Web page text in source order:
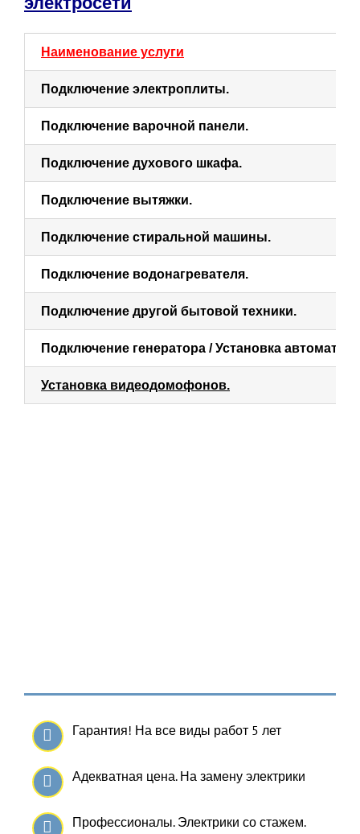
Наименование услуги
Подключение электроплиты.
Подключение варочной панели.
Подключение духового шкафа.
Подключение вытяжки.
Подключение стиральной машины.
Подключение водонагревателя.
Подключение другой бытовой техники.
Подключение генератора / Установка
Установка видеодомофонов.
Гарантия! На все виды работ 5 лет
Адекватная цена. На замену электрики
Профессионалы. Электрики со стажем.